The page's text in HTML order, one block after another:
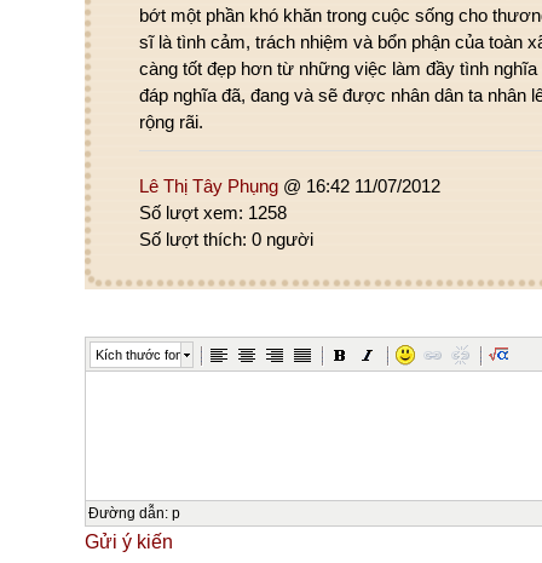
bớt một phần khó khăn trong cuộc sống cho
sĩ là tình cảm, trách nhiệm và bổn phận của toàn
càng tốt đẹp hơn từ những việc làm đầy tình
đáp nghĩa đã, đang và sẽ được nhân dân ta nhân
rộng rãi.
Lê Thị Tây Phụng @ 16:42 11/07/2012
Số lượt xem: 1258
Số lượt thích: 0 người
Kích thước font
Đường dẫn: p
Gửi ý kiến